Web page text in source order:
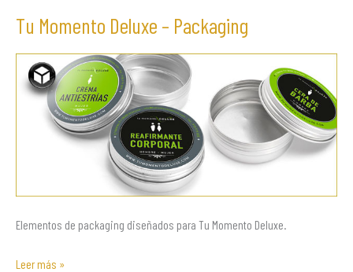
Tu Momento Deluxe – Packaging
Elementos de packaging diseñados para Tu Momento Deluxe.
Tu
Deluxe
Packaging
Leer más »